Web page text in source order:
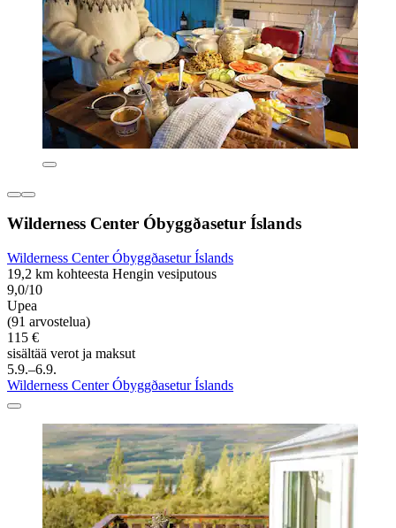
Wilderness Center Óbyggðasetur Íslands
Wilderness Center Óbyggðasetur Íslands
19,2 km kohteesta Hengin vesiputous
9,0/10
Upea
(91 arvostelua)
115 €
sisältää verot ja maksut
5.9.–6.9.
Wilderness Center Óbyggðasetur Íslands